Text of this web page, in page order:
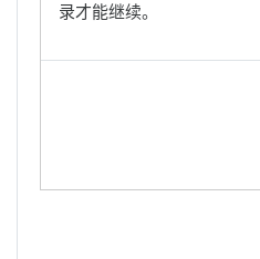
录才能继续。